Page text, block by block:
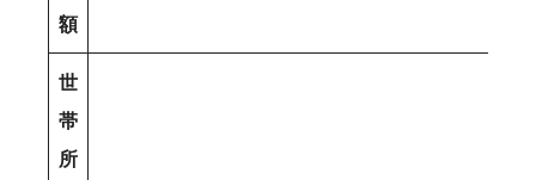
額
世
帯
所